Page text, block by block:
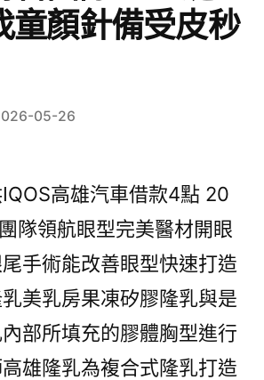
童顏針備受皮秒
05-26
高雄汽車借款4點 20
隊領航眼型完美醫材開眼
手術能改善眼型快速打造
美乳房果凍矽膠隆乳與是
部所填充的膠體胸型進行
雄隆乳為複合式隆乳打造